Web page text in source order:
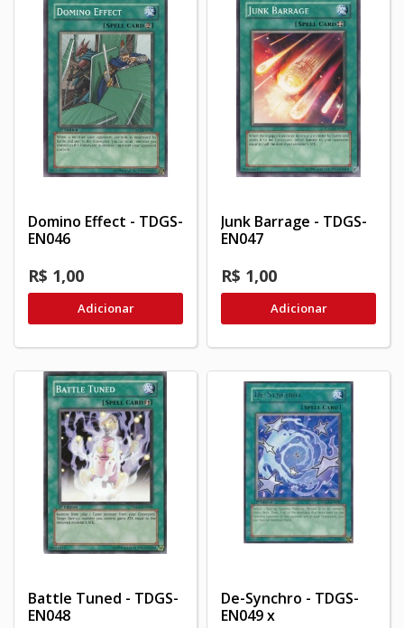
Domino Effect - TDGS-
EN046
R$ 1,00
Adicionar
Junk Barrage - TDGS-
EN047
R$ 1,00
Adicionar
Battle Tuned - TDGS-
EN048
De-Synchro - TDGS-
EN049 x